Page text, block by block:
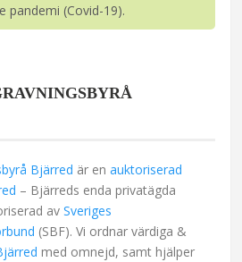
pandemi (Covid-19).
Bjärred är enauktoriserad
– Bjärreds enda privatägda
avSveriges
(SBF). Vi ordnar värdiga &
med omnejd, samt hjälper